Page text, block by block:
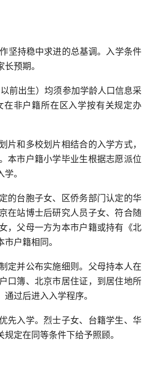
坚持稳中求进的总基调。入学条件
预期。
前出生）均须参加学龄人口信息采
非户籍所在区入学按有关规定办
和多校划片相结合的入学方式，
本市户籍小学毕业生根据志愿派位
。
的台胞子女、区侨务部门认定的华
在站博士后研究人员子女、符合随
，父母一方为本市户籍或持有《北
户籍相同。
定并公布实施细则。父母持本人在
口簿、北京市居住证，到居住地所
过后进入入学程序。
先入学。烈士子女、台籍学生、华
定在同等条件下给予照顾。